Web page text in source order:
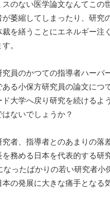
スのない医学論文なんてこの
が萎縮してしまったり、研究
裁を繕うことにエネルギー注
。
員のかつての指導者ハーバ
ある小保方研究員の論文につ
ド大学へ戻り研究を続けるよ
ないでしょうか？
者、指導者とのあまりの落
を務める日本を代表的する研
なったばかりの若い研究者小
本の発展に大きな痛手となる